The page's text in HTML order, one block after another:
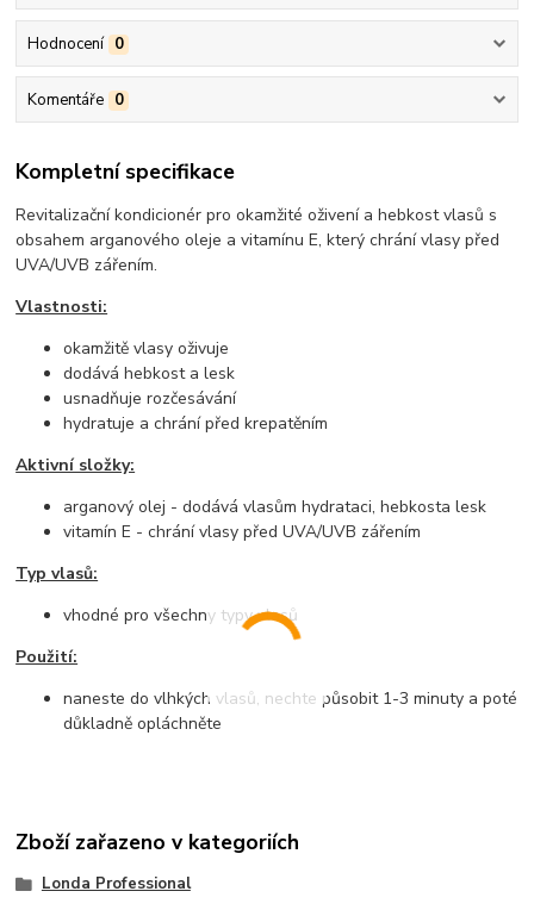
Hodnocení 0
Komentáře 0
Kompletní specifikace
Revitalizační kondicionér pro okamžité oživení a hebkost vlasů s
obsahem arganového oleje a vitamínu E, který chrání vlasy před
UVA/UVB zářením.
Vlastnosti:
okamžitě vlasy oživuje
dodává hebkost a lesk
usnadňuje rozčesávání
hydratuje a chrání před krepatěním
Aktivní složky:
arganový olej - dodává vlasům hydrataci, hebkosta lesk
vitamín E - chrání vlasy před UVA/UVB zářením
Typ vlasů:
vhodné pro všechny typy vlasů
Použití:
naneste do vlhkých vlasů, nechte působit 1-3 minuty a poté
důkladně opláchněte
Zboží zařazeno v kategoriích
Londa Professional